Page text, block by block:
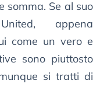
somma. Se al suo
appena
come un vero e
sono piuttosto
si tratti di